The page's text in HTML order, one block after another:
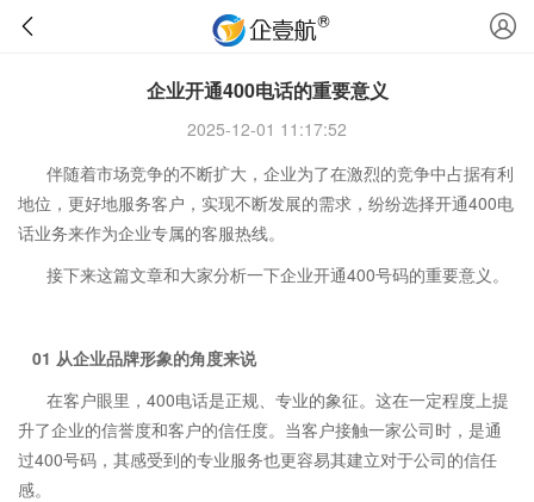
企业开通400电话的重要意义
2025-12-01 11:17:52
伴随着市场竞争的不断扩大，企业为了在激烈的竞争中占据有利
地位，更好地服务客户，实现不断发展的需求，纷纷选择开通400电
话业务来作为企业专属的客服热线。
接下来这篇文章和大家分析一下企业开通400号码的重要意义。
01 从企业品牌形象的角度来说
在客户眼里，400电话是正规、专业的象征。这在一定程度上提
升了企业的信誉度和客户的信任度。当客户接触一家公司时，是通
过400号码，其感受到的专业服务也更容易其建立对于公司的信任
感。